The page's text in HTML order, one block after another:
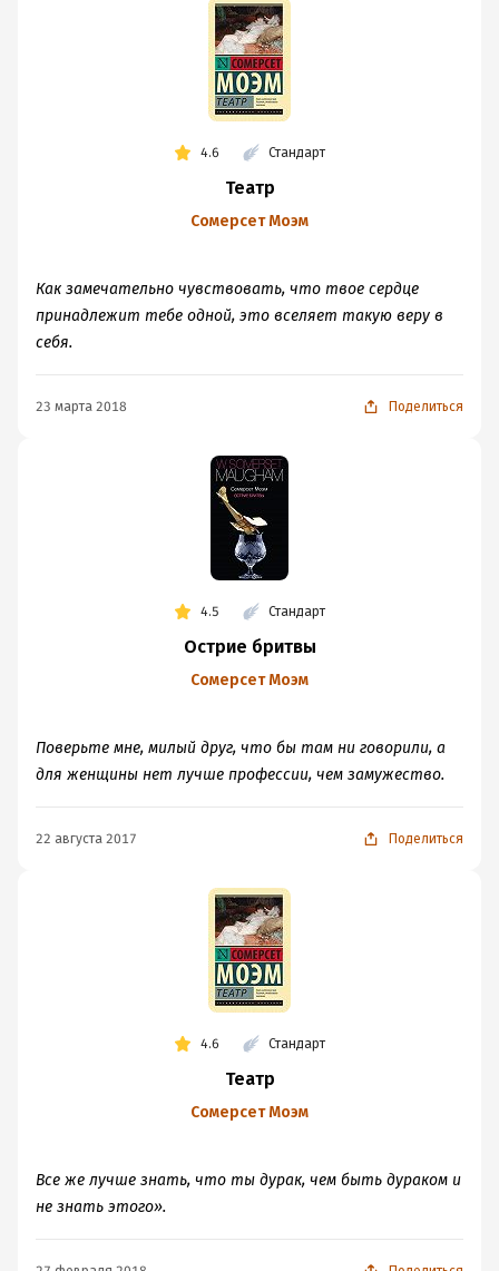
4.6 Стандарт
Театр
Сомерсет Моэм
Как замечательно чувствовать, что твое сердце
принадлежит тебе одной, это вселяет такую веру в
себя.
23 марта 2018 Поделиться
4.5 Стандарт
Острие бритвы
Сомерсет Моэм
Поверьте мне, милый друг, что бы там ни говорили, а
для женщины нет лучше профессии, чем замужество.
22 августа 2017 Поделиться
4.6 Стандарт
Театр
Сомерсет Моэм
Все же лучше знать, что ты дурак, чем быть дураком и
не знать этого».